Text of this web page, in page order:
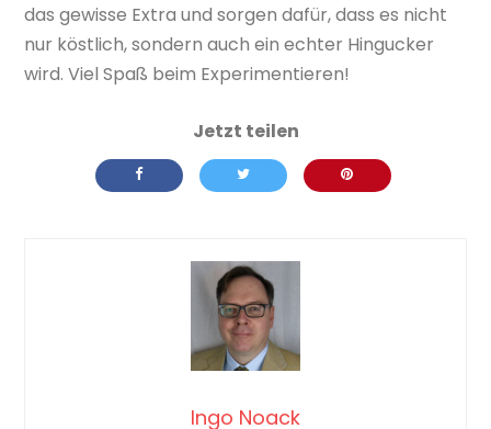
das gewisse Extra und sorgen dafür, dass es nicht
nur köstlich, sondern auch ein echter Hingucker
wird. Viel Spaß beim Experimentieren!
Ingo Noack